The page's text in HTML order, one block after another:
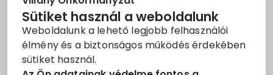
Sütiket használ a weboldalunk
Weboldalunk a lehető legjobb felhasználói
élmény és a biztonságos működés érdekében
sütiket használ.
Pályázatok
Dokumentumok
Áramszünet EON Tájékoztató
Tisztelt Ügyfelünk!